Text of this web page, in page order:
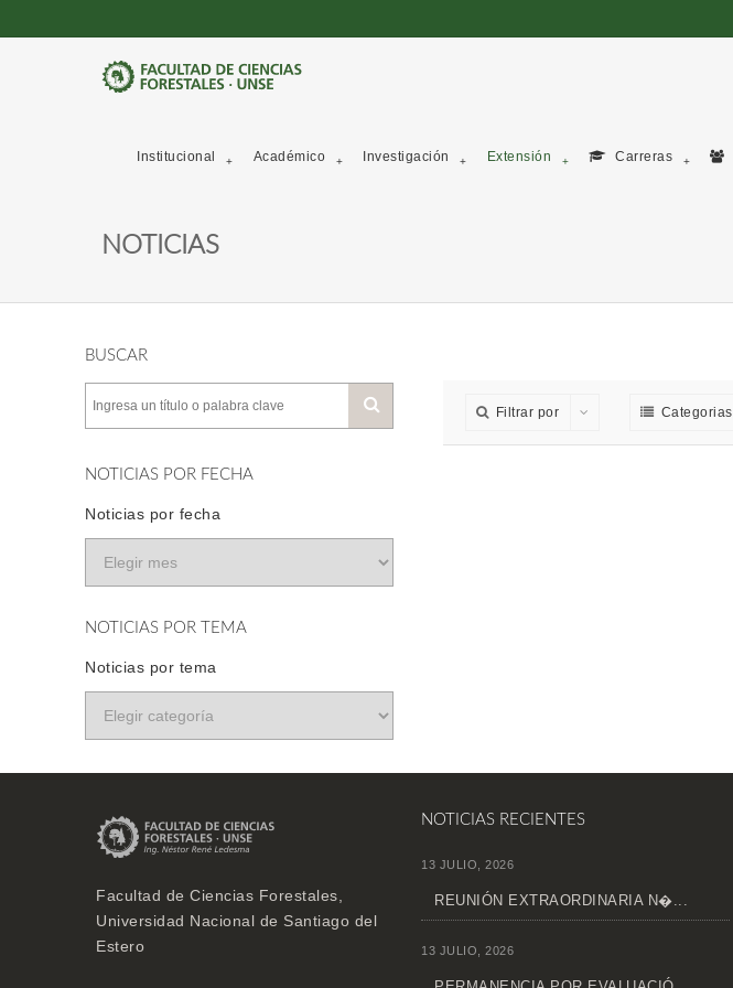
Institucional Académico Investigación Extensión Carreras
NOTICIAS
BUSCAR
NOTICIAS POR FECHA
Noticias por fecha
NOTICIAS POR TEMA
Noticias por tema
Filtrar por Categorias
Facultad de Ciencias Forestales,
Universidad Nacional de Santiago del
Estero
NOTICIAS RECIENTES
13 JULIO, 2026
REUNIÓN EXTRAORDINARIA N�...
13 JULIO, 2026